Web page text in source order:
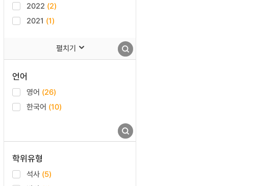
2022 (2)
2021 (1)
펼치기
언어
영어 (26)
한국어 (10)
학위유형
석사 (5)